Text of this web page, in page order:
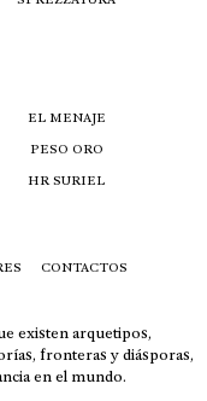
EL MENAJE
PESO ORO
HR SURIEL
CONTACTOS
existen arquetipos,
fronteras y diásporas,
en el mundo.